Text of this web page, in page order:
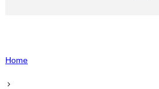
Home